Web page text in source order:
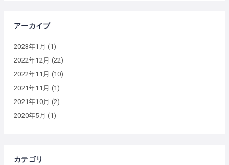
アーカイブ
2023年1月 (1)
2022年12月 (22)
2022年11月 (10)
2021年11月 (1)
2021年10月 (2)
2020年5月 (1)
カテゴリ